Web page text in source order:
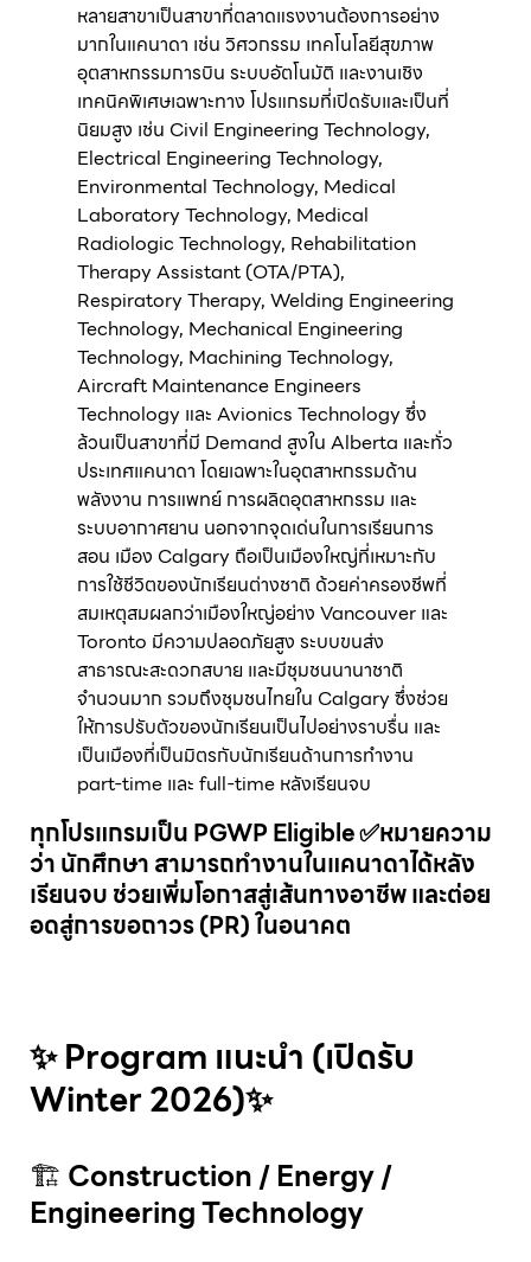
หลายสาขาเป็นสาขาที่ตลาดแรงงานต้องการอย่าง
มากในแคนาดา เช่น วิศวกรรม เทคโนโลยีสุขภาพ
อุตสาหกรรมการบิน ระบบอัตโนมัติ และงานเชิง
เทคนิคพิเศษเฉพาะทาง โปรแกรมที่เปิดรับและเป็นที่
นิยมสูง เช่น Civil Engineering Technology,
Electrical Engineering Technology,
Environmental Technology, Medical
Laboratory Technology, Medical
Radiologic Technology, Rehabilitation
Therapy Assistant (OTA/PTA),
Respiratory Therapy, Welding Engineering
Technology, Mechanical Engineering
Technology, Machining Technology,
Aircraft Maintenance Engineers
Technology และ Avionics Technology ซึ่ง
ล้วนเป็นสาขาที่มี Demand สูงใน Alberta และทั่ว
ประเทศแคนาดา โดยเฉพาะในอุตสาหกรรมด้าน
พลังงาน การแพทย์ การผลิตอุตสาหกรรม และ
ระบบอากาศยาน นอกจากจุดเด่นในการเรียนการ
สอน เมือง Calgary ถือเป็นเมืองใหญ่ที่เหมาะกับ
การใช้ชีวิตของนักเรียนต่างชาติ ด้วยค่าครองชีพที่
สมเหตุสมผลกว่าเมืองใหญ่อย่าง Vancouver และ
Toronto มีความปลอดภัยสูง ระบบขนส่ง
สาธารณะสะดวกสบาย และมีชุมชนนานาชาติ
จำนวนมาก รวมถึงชุมชนไทยใน Calgary ซึ่งช่วย
ให้การปรับตัวของนักเรียนเป็นไปอย่างราบรื่น และ
เป็นเมืองที่เป็นมิตรกับนักเรียนด้านการทำงาน
part-time และ full-time หลังเรียนจบ
ทุกโปรแกรมเป็น PGWP Eligible ✅หมายความ
ว่า นักศึกษา สามารถทำงานในแคนาดาได้หลัง
เรียนจบ ช่วยเพิ่มโอกาสสู่เส้นทางอาชีพ และต่อย
อดสู่การขอถาวร (PR) ในอนาคต
✨ Program แนะนำ (เปิดรับ
Winter 2026)✨
🏗 Construction / Energy /
Engineering Technology